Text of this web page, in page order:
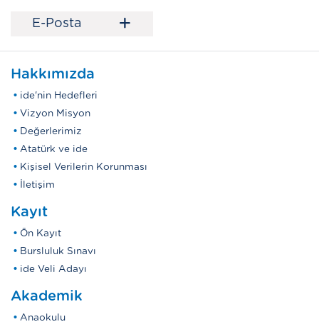
E-Posta +
Hakkımızda
ide'nin Hedefleri
Vizyon Misyon
Değerlerimiz
Atatürk ve ide
Kişisel Verilerin Korunması
İletişim
Kayıt
Ön Kayıt
Bursluluk Sınavı
ide Veli Adayı
Akademik
Anaokulu